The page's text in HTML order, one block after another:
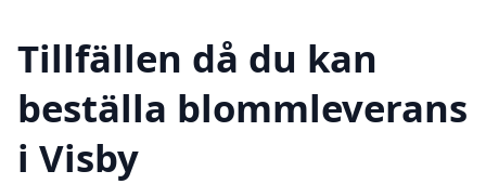
Tillfällen då du kan
beställa blommleverans
i Visby